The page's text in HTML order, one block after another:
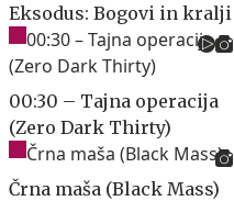
Eksodus: Bogovi in kralji
00:30 – Tajna operacija
(Zero Dark Thirty)
Črna maša (Black Mass)